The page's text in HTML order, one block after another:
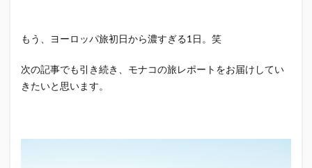
もう、ヨーロッパ旅初日から濃すぎる1日。笑
次の記事でも引き続き、モナコの旅レポートをお届けしてい
きたいと思います。